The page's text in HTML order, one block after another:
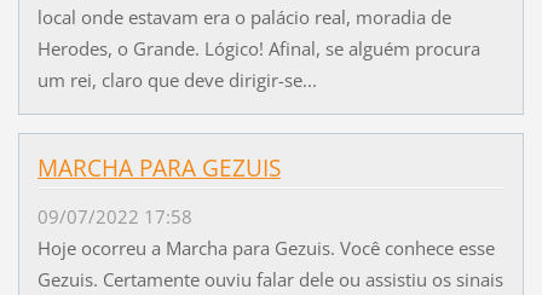
local onde estavam era o palácio real, moradia de
Herodes, o Grande. Lógico! Afinal, se alguém procura
um rei, claro que deve dirigir-se...
MARCHA PARA GEZUIS
09/07/2022 17:58
Hoje ocorreu a Marcha para Gezuis. Você conhece esse
Gezuis. Certamente ouviu falar dele ou assistiu os sinais